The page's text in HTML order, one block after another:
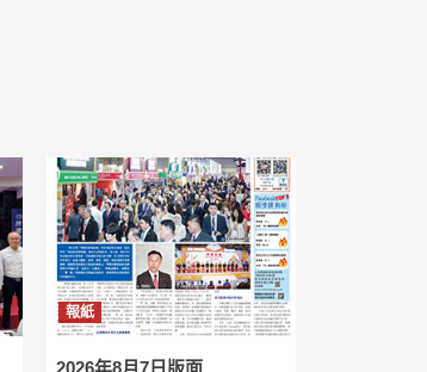
報紙
2026年8月7日版面